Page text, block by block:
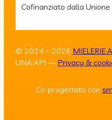
Cofinanziato dalla Unione
© 2024 – 2026
UNA·API — Privacy &
Co-progettato con